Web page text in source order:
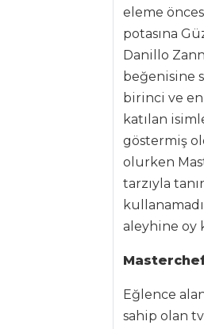
Kategoriler
ÇORBALAR
Lahanalı Pirinç
Buğday Çorbası
Çorbalar Tüm
eleme
potasına
Danillo
beğenisine
birinci ve
katılan
göstermiş
olurken
tarzıyla
aleyhine oy
Eğlence
sahip olan